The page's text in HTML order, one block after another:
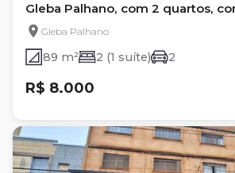
Gleba Palhano, com 2 quartos,
Gleba Palhano
89 m² 2 (1 suíte) 2
R$ 8.000